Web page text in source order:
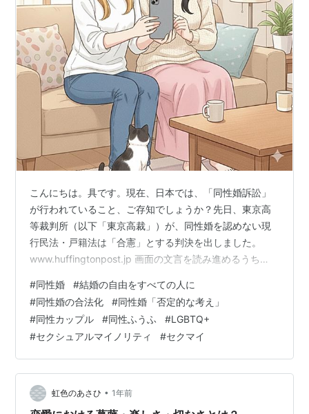
こんにちは。具です。現在、日本では、「同性婚訴訟」
が行われていること、ご存知でしょうか？先日、東京高
等裁判所（以下「東京高裁」）が、同性婚を認めない現
行民法・戸籍法は「合憲」とする判決を出しました。
www.huffingtonpost.jp 画面の文言を読み進めるうち
した。 ーー私たちの存在は、あくまで制度の外にある異
端なもの。 静かに、でも深い悔しさ。これまでに持って
いた生ぬるい希望と無力感が、同時に胸に押し寄せる
——そんな複雑な感情でした。 今回は、このニュースに
触れた私たち “ふうふ” の率直な思いを書き残しておきた
いと思います。 👩‍…
#同性婚 #結婚の自由をすべての人に
#同性婚の合法化 #同性婚「否定的な考え」
#同性カップル #同性ふうふ #LGBTQ+
#セクシュアルマイノリティ #セクマイ
虹色のあさひ • 1年前